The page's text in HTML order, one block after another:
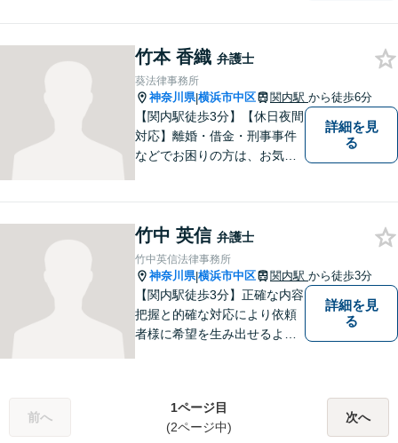
的にも寄り添える存在であり
たいと願っています。 法律問
題でお困りの際は、どうぞお
気軽にご相談ください。
竹本 香織 弁護士
葵法律事務所
神奈川県|横浜市中区 関内駅 から徒歩6分
【関内駅徒歩3分】【休日夜間
対応】離婚・借金・刑事事件
などでお困りの方は、お気軽
詳細を見
る
竹中 英信 弁護士
竹中英信法律事務所
神奈川県|横浜市中区 関内駅 から徒歩3分
【関内駅徒歩3分】正確な内容
把握と的確な対応により依頼
者様に希望を生み出せるよう
詳細を見
る
前へ
1ページ目
(2ページ中)
次へ